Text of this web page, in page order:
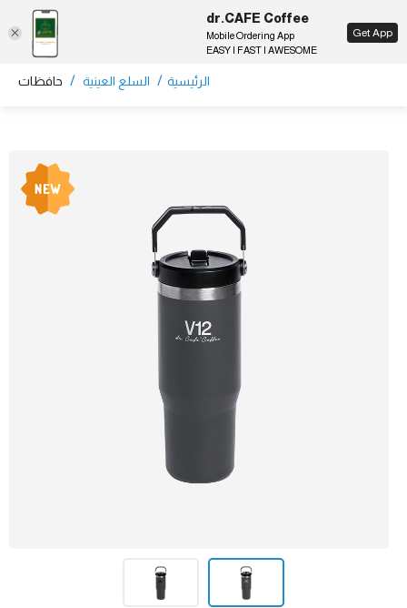
EN
الرئيسية / السلع العينية / حافظات
dr.CAFE Coffee
Mobile Ordering App
EASY | FAST | AWESOME
Get App